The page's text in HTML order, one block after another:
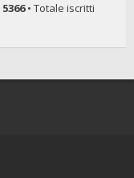
5366• Totale iscritti